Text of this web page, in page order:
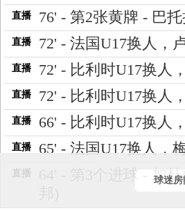
直播 76' - 第2张黄牌 - 巴
直播 72' - 法国U17换人，
直播 72' - 比利时U17换人
直播 72' - 比利时U17换人
直播 66' - 比利时U17换人
直播 65' - 法国U17换人，
直播
64' - 第3个进球 - 加
球迷房